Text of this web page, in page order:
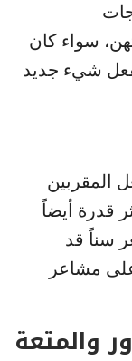
سواء كان
شيء جديد
المقربين
قدرة أيضاً
سناً قد
مشاعر
والمتعة